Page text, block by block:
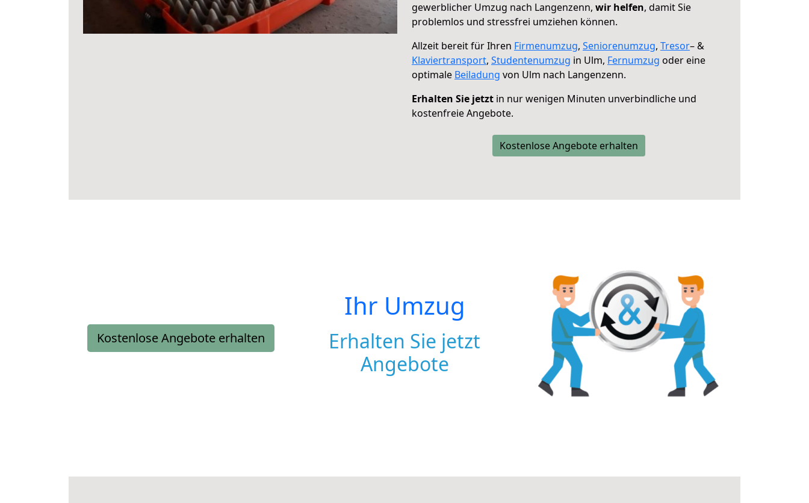
gewerblicher Umzug nach Langenzenn, wir helfen, damit Sie
problemlos und stressfrei umziehen können.
Allzeit bereit für Ihren Firmenumzug, Seniorenumzug, Tresor– &
Klaviertransport, Studentenumzug in Ulm, Fernumzug oder eine
optimale Beiladung von Ulm nach Langenzenn.
Erhalten Sie jetzt in nur wenigen Minuten unverbindliche und
kostenfreie Angebote.
Kostenlose Angebote erhalten
Kostenlose Angebote erhalten
Ihr Umzug
Erhalten Sie jetzt
Angebote